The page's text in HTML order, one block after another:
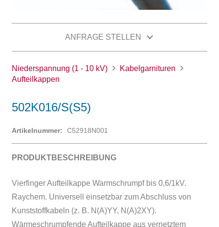
ANFRAGE STELLEN
Niederspannung (1 - 10 kV)
Kabelgarnituren
Aufteilkappen
502K016/S(S5)
Artikelnummer: C52918N001
PRODUKTBESCHREIBUNG
Vierfinger Aufteilkappe Warmschrumpf bis 0,6/1kV.
Raychem. Universell einsetzbar zum Abschluss von
Kunststoffkabeln (z. B. N(A)YY, N(A)2XY).
Wärmeschrumpfende Aufteilkappe aus vernetztem